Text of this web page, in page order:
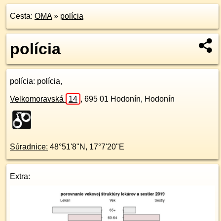
Cesta: OMA» polícia
polícia
polícia: polícia,
Velkomoravská 14 , 695 01 Hodonín, Hodonín
Súradnice: 48°51'8"N , 17°7'20"E
Extra: